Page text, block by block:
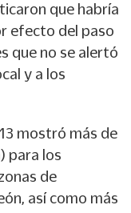
que habría
efecto del paso
que no se alertó
y a los
mostró más de
para los
de
así como más